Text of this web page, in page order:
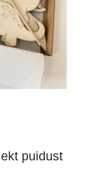
puidust